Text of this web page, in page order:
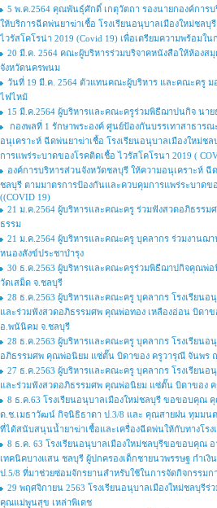
5 พ.ค.2564 คุณพันธ์ุศักดิ์ เกตุวัตถา รองนายกองค์การ
ให้บริการฉีดพ่นยาฆ่าเชื้อ โรงเรียนอนุบาลเมืองใหม่ชลบุ
ไวรัสโคโรน่า 2019 (Covid 19) เพื่อเตรียมความพร้อมใน
20 มี.ค. 2564 คณะผู้บริหารร่วมบริจาคหนังสือให้ห้องส
จังหวัดนครพนม
วันที่ 19 มี.ค. 2564 ตัวแทนคณะผู้บริหาร และคณะครู ม
ไฟไหม้
15 มี.ค.2564 ผู้บริหารและคณะครูร่วมพิธีฌาปนกิจ นา
กองพลที่ 1 รักษาพระองค์ ศูนย์ป้องกันบรรเทาสาธาร
อนุเคราะห์ ฉีดพ่นยาฆ่าเชื้อ โรงเรียนอนุบาลเมืองใหม่ช
การแพร่ระบาดของโรคติดเชื้อ ไวรัสโคโรนา 2019 (
องค์การบริหารส่วนจังหวัดชลบุรี ให้ความอนุเคราะห์ ฉี
ชลบุรี ตามมาตรการป้องกันและควบคุมการแพร่ระบาดข
((COVID 19)
21 ม.ค.2564 ผู้บริหารและคณะครู ร่วมฟังสวดอภิธรร
ธรรม
21 ม.ค.2564 ผู้บริหารและคณะครู บุคลากร ร่วมงาน
หนองสังข์ประชาบำรุง
30 ธ.ค.2563 ผู้บริหารและคณะครูร่วมพิธีฌาปกิจคุณพ่
วัดเสม็ด จ.ชลบุรี
28 ธ.ค.2563 ผู้บริหารและคณะครู บุคลากร โรงเรียน
และร่วมฟังสวดอภิธรรมศพ คุณพ่อทอง เหลืองอ่อน บิดา
อ.พนันิคม จ.ชลบุรี
28 ธ.ค.2563 ผู้บริหารและคณะครู บุคลากร โรงเรียนอ
อภิธรรมศพ คุณพ่อนิยม แซ่ตั๊น บิดาของ ครูวารุณี จันพร
27 ธ.ค.2563 ผู้บริหารและคณะครู บุคลากร โรงเรียน
และร่วมฟังสวดอภิธรรมศพ คุณพ่อนิยม แซ่ตั๊น บิดาของ
8 ธ.ค.63 โรงเรียนอนุบาลเมืองใหม่ชลบุรี ขอขอบคุณ
ด.ช.เมธาวัฒน์ กิจนิธิธาดา ป.3/8 และ คุณสายฝน ทุมมน
ที่ได้สนับสนุนน้ำยาฆ่าเชื้อและเครื่องฉีดพ่นให้กับทางโรง
8 ธ.ค. 63 โรงเรียนอนุบาลเมืองใหม่ชลบุรีขอขอบคุณ
เทคนิคบางแสน ชลบุรี ผู้ปกครองเด็กชายนวพรรษฐ กำเงิ
ป.5/8 ที่มาช่วยซ่อมจักรยานสำหรับใช้ในการจัดกิจกรรมก
29 พฤศจิกายน 2563 โรงเรียนอนุบาลเมืองใหม่ชลบุรีร่
คุณแม่พูนสุข เหล่าพิเดช